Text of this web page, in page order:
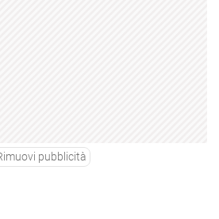
pubblicità